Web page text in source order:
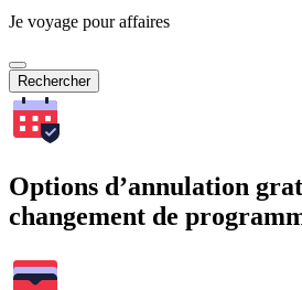
Je voyage pour affaires
Rechercher
Options d’annulation
changement de